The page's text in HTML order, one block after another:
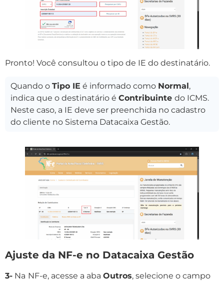
Pronto! Você consultou o tipo de IE do destinatário.
Quando o Tipo IE é informado como Normal,
indica que o destinatário é Contribuinte do ICMS.
Neste caso, a IE deve ser preenchida no cadastro
do cliente no Sistema Datacaixa Gestão.
Ajuste da NF-e no Datacaixa Gestão
3- Na NF-e, acesse a aba Outros, selecione o campo